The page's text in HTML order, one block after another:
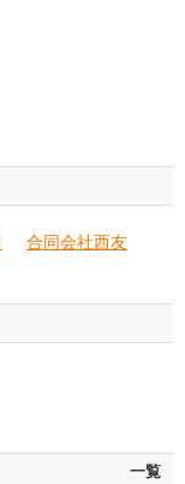
合同会社西友
一覧